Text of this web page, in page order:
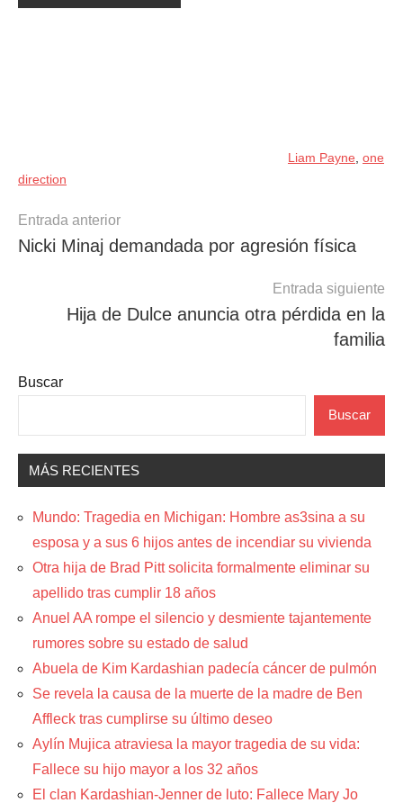
Liam Payne one
direction
Navegación
de
Entrada anterior
Nicki Minaj demandada por agresión física
Entrada siguiente
Hija de Dulce anuncia otra pérdida en la
familia
Buscar
Buscar
MÁS RECIENTES
Mundo: Tragedia en Michigan: Hombre as3sina a su
esposa y a sus 6 hijos antes de incendiar su vivienda
Otra hija de Brad Pitt solicita formalmente eliminar su
apellido tras cumplir 18 años
Anuel AA rompe el silencio y desmiente tajantemente
rumores sobre su estado de salud
Abuela de Kim Kardashian padecía cáncer de pulmón
Se revela la causa de la muerte de la madre de Ben
Affleck tras cumplirse su último deseo
Aylín Mujica atraviesa la mayor tragedia de su vida:
Fallece su hijo mayor a los 32 años
El clan Kardashian-Jenner de luto: Fallece Mary Jo